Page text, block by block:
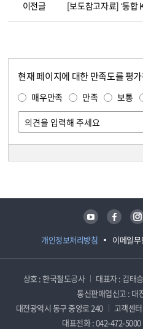
이전글
현재 페이지에 대한 만족도를 평
매우만족 만족 보통
개인정보처리방침 이메일
유튜브 페이스북 인스타그램
상호 : 한국철도공사 대표자 : 김태승
통신판매업신고 : 대
대전광역시 동구 중앙로 240
고객센
대표전화 : 042-472-5000